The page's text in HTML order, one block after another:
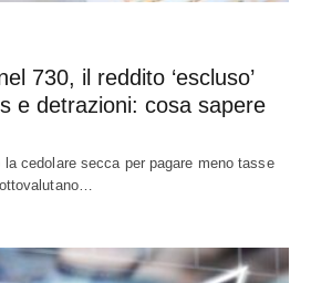
730, il reddito ‘escluso’
e detrazioni: cosa sapere
la cedolare secca per pagare meno tasse